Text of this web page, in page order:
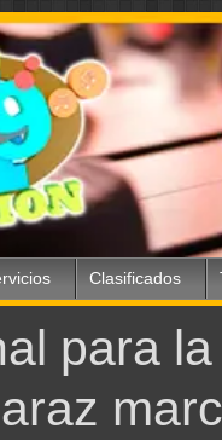
Clasificados
para